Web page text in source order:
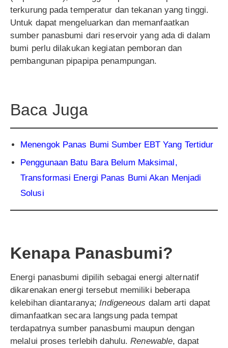
terkurung pada temperatur dan tekanan yang tinggi.
Untuk dapat mengeluarkan dan memanfaatkan
sumber panasbumi dari reservoir yang ada di dalam
bumi perlu dilakukan kegiatan pemboran dan
pembangunan pipapipa penampungan.
Baca Juga
Menengok Panas Bumi Sumber EBT Yang Tertidur
Penggunaan Batu Bara Belum Maksimal,
Transformasi Energi Panas Bumi Akan Menjadi
Solusi
Kenapa Panasbumi?
Energi panasbumi dipilih sebagai energi alternatif
dikarenakan energi tersebut memiliki beberapa
kelebihan diantaranya;Indigeneous dalam arti dapat
dimanfaatkan secara langsung pada tempat
terdapatnya sumber panasbumi maupun dengan
melalui proses terlebih dahulu.Renewable, dapat